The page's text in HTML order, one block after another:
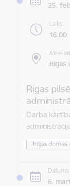
25.
Laiks
16.00
Rīgas
Rīgas
Darba
Rīgas domes
Datums
6.